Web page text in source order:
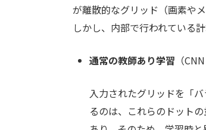
が離散的なグリッド（画素や
しかし、内部で行われている
通常の教師あり学習 （
入力されたグリッドを「
るのは、これらのドット